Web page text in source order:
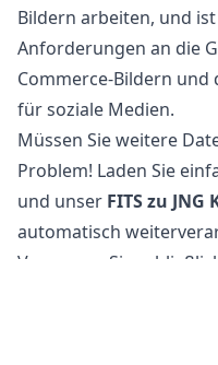
Bildern arbeiten, und
Anforderungen an die
Commerce-Bildern
für soziale Medien.
Müssen Sie weitere
Problem! Laden Sie
und unser FITS zu
automatisch
Vergessen Sie